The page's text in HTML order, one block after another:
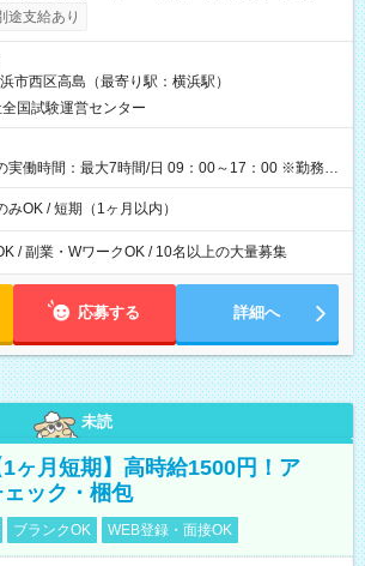
より昇給あり 【即給（前払い）オプションあ
される場合、勤務から1週間ほどで給与の一部を受け
模擬試験 8:30～17:30（休憩1時間） 時給1,300円
10,400円＋交通費 ※当日の役割により時給＋100
・国家試験 7:00～13:30（休憩なし） 時給1,300
100円）×6時間＝日収8,400円＋交通費 【試用期
なし
途支給あり
市西区高島（最寄り駅：横浜駅）
国試験運営センター
実働時間：最大7時間/日 09：00～17：00 ※勤務時
より異なります。
みOK / 短期（1ヶ月以内）
/ 副業・WワークOK / 10名以上の大量募集
応募する 詳細へ
未読
1ヶ月短期】高時給1500円！ア
ック・梱包
ブランクOK WEB登録・面接OK